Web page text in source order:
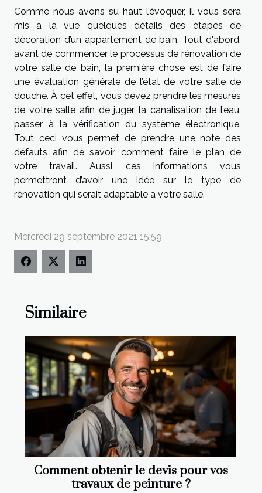
Comme nous avons su haut l’évoquer, il vous sera
mis à la vue quelques détails des étapes de
décoration d’un appartement de bain. Tout d'abord,
avant de commencer le processus de rénovation de
votre salle de bain, la première chose est de faire
une évaluation générale de l’état de votre salle de
douche. À cet effet, vous devez prendre les mesures
de votre salle afin de juger la canalisation de l’eau,
passer à la vérification du système électronique.
Tout ceci vous permet de prendre une note des
défauts afin de savoir comment faire le plan de
votre travail. Aussi, ces informations vous
permettront d’avoir une idée sur le type de
rénovation qui serait adaptable à votre salle.
Mercredi 29 septembre 2021 15:59
Similaire
Comment obtenir le devis pour vos
travaux de peinture ?